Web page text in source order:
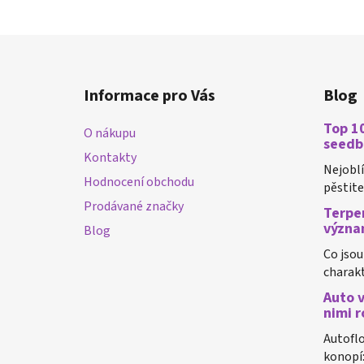
Informace pro Vás
O nákupu
Kontakty
Hodnocení obchodu
Prodávané značky
Blog
Blog
Top
Co
Auto
nimi